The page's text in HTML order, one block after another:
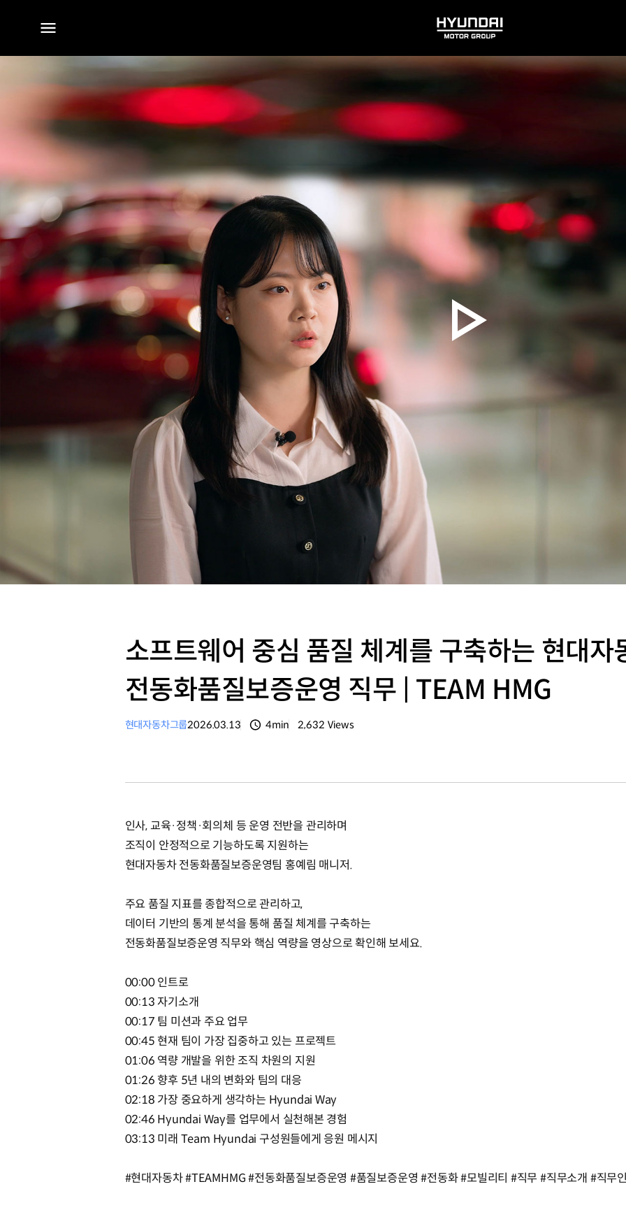
전체
HYUNDAI
MOTOR
GROUP
소프트웨어 중심 품질 체계를 구축하는 현대자
전동화품질보증운영 직무 | TEAM HMG
현대자동차그룹2026.03.13 4min 2,632 Views
인사, 교육·정책·회의체 등 운영 전반을 관리하며
조직이 안정적으로 기능하도록 지원하는
현대자동차 전동화품질보증운영팀 홍예림 매니저.
주요 품질 지표를 종합적으로 관리하고,
데이터 기반의 통계 분석을 통해 품질 체계를 구축하는
전동화품질보증운영 직무와 핵심 역량을 영상으로 확인해 보세요.
00:00 인트로
00:13 자기소개
00:17 팀 미션과 주요 업무
00:45 현재 팀이 가장 집중하고 있는 프로젝트
01:06 역량 개발을 위한 조직 차원의 지원
01:26 향후 5년 내의 변화와 팀의 대응
02:18 가장 중요하게 생각하는 Hyundai Way
02:46 Hyundai Way를 업무에서 실천해본 경험
03:13 미래 Team Hyundai 구성원들에게 응원 메시지
#현대자동차 #TEAMHMG #전동화품질보증운영 #품질보증운영 #전동화 #모빌리티 #직무 #직무소개 #직무